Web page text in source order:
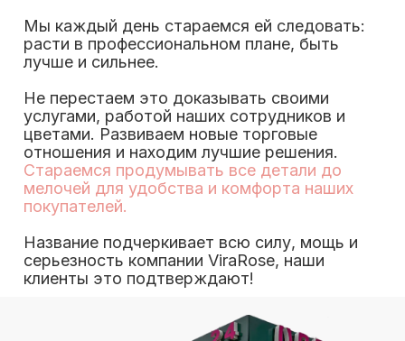
Мы каждый день стараемся ей следовать:
расти в профессиональном плане, быть
лучше и сильнее.
Не перестаем это доказывать своими
услугами, работой наших сотрудников и
цветами. Развиваем новые торговые
отношения и находим лучшие решения.
Стараемся продумывать все детали до
мелочей для удобства и комфорта наших
покупателей.
Название подчеркивает всю силу, мощь и
серьезность компании ViraRose, наши
клиенты это подтверждают!